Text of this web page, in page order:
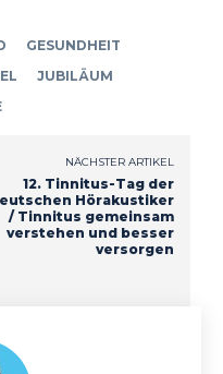
GESUNDHEIT
JUBILÄUM
NÄCHSTER ARTIKEL
12. Tinnitus-Tag der
Hörakustiker
/ Tinnitus gemeinsam
verstehen und besser
versorgen